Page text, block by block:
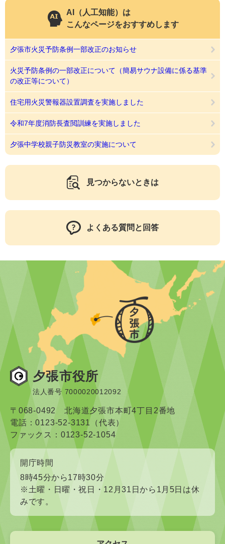
AI（人工知能）は
こんなページをおすすめします
夕張市火災予防条例一部改正のお知らせ
火災予防条例の一部改正について（簡易サウナ設備に係る基準
の改正等について）
住宅用火災警報器設置調査を実施しました
令和7年度消防長査閲訓練を実施しました
夕張中学校親子防災教室の実施について
見つからないときは
よくある質問と回答
夕張市役所
法人番号 7000020012092
〒068-0492 北海道夕張市本町4丁目2番地
電話：0123-52-3131（代表）
ファックス：0123-52-1054
開庁時間
8時45分から17時30分
※土曜・日曜・祝日・12月31日から1月5日は休
みです。